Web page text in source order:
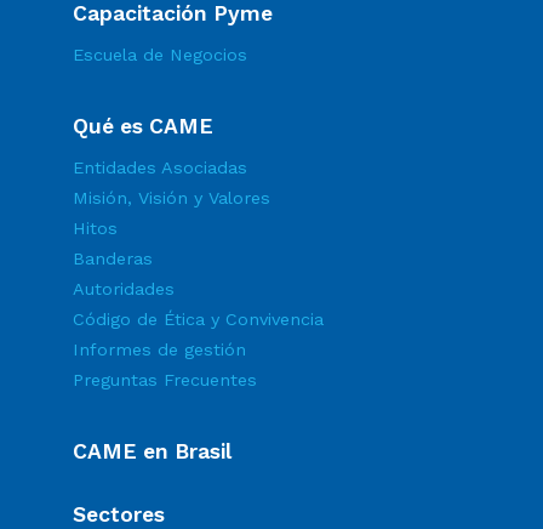
Capacitación Pyme
Escuela de Negocios
Qué es CAME
Entidades Asociadas
Misión, Visión y Valores
Hitos
Banderas
Autoridades
Código de Ética y Convivencia
Informes de gestión
Preguntas Frecuentes
CAME en Brasil
Sectores